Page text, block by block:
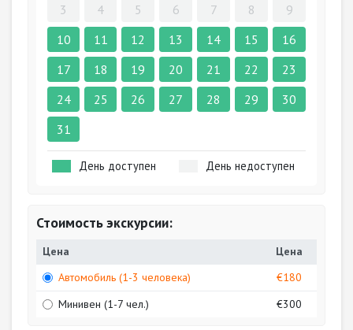
3
4 5 6 7 8
9
10
11 12 13 14 15
16
17
18 19 20 21 22
23
24
25 26 27 28 29
30
31
День доступен День недоступен
Стоимость экскурсии:
Цена
Цена
Автомобиль (1-3 человека)
€180
Минивен (1-7 чел.)
€300